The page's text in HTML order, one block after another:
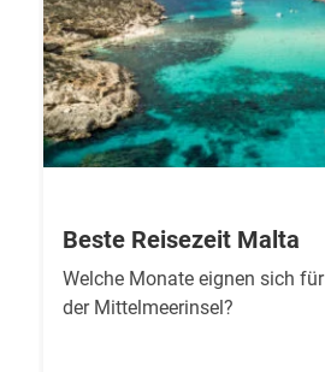
Beste Reisezeit Malta
Welche Monate eignen sich
der Mittelmeerinsel?